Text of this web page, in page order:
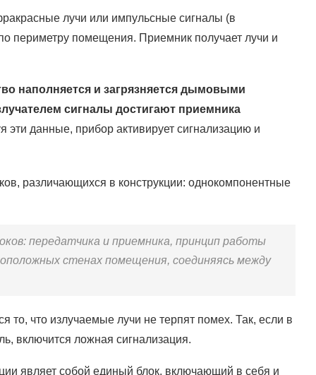
лучи или импульсные сигналы (в
периметру помещения. Приемник получает лучи и
наполняется и загрязняется дымовыми
сигналы достигают приемника
эти данные, прибор активирует сигнализацию и
различающихся в конструкции: однокомпонентные
передатчика и приемника, принцип работы
стенах помещения, соединяясь между
то, что излучаемые лучи не терпят помех. Так, если в
включится ложная сигнализация.
являет собой единый блок, включающий в себя и